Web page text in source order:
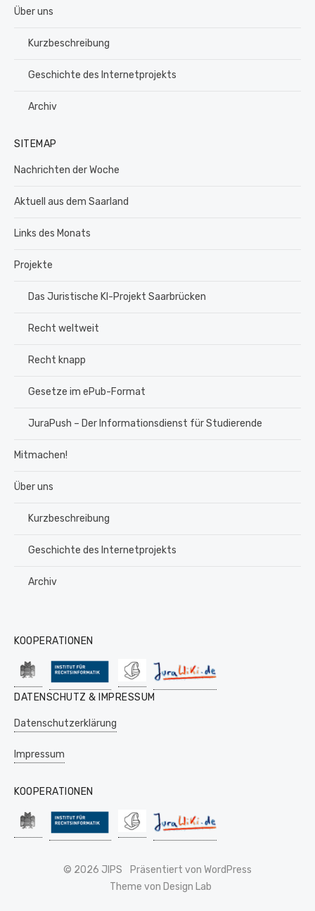
Über uns
Kurzbeschreibung
Geschichte des Internetprojekts
Archiv
SITEMAP
Nachrichten der Woche
Aktuell aus dem Saarland
Links des Monats
Projekte
Das Juristische KI-Projekt Saarbrücken
Recht weltweit
Recht knapp
Gesetze im ePub-Format
JuraPush – Der Informationsdienst für Studierende
Mitmachen!
Über uns
Kurzbeschreibung
Geschichte des Internetprojekts
Archiv
KOOPERATIONEN
DATENSCHUTZ & IMPRESSUM
Datenschutzerklärung
Impressum
KOOPERATIONEN
© 2026 JIPS
Präsentiert von WordPress
Theme von Design Lab